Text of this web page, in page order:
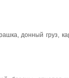
донный груз,